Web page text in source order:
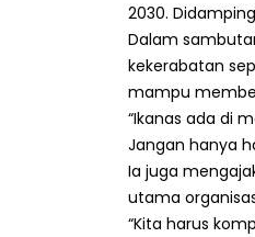
2030.
Dalam
kekerabatan
mampu
“Ikanas ada di
Jangan hanya
Ia juga
utama
“Kita harus